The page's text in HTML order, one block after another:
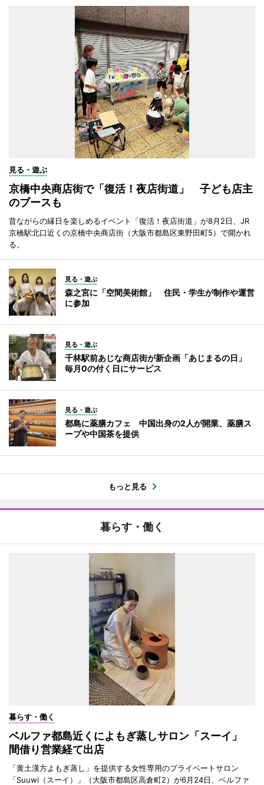
見る・遊ぶ
京橋中央商店街で「復活！夜店街道」 子ども店主
のブースも
昔ながらの縁日を楽しめるイベント「復活！夜店街道」が8月2日、JR
京橋駅北口近くの京橋中央商店街（大阪市都島区東野田町5）で開かれ
る。
見る・遊ぶ
森之宮に「空間美術館」 住民・学生が制作や運営
に参加
見る・遊ぶ
千林駅前あじな商店街が新企画「あじまるの日」
毎月0の付く日にサービス
見る・遊ぶ
都島に薬膳カフェ 中国出身の2人が開業、薬膳ス
ープや中国茶を提供
もっと見る
暮らす・働く
暮らす・働く
ベルファ都島近くによもぎ蒸しサロン「スーイ」
間借り営業経て出店
「黄土漢方よもぎ蒸し」を提供する女性専用のプライベートサロン
「Suuwi（スーイ）」（大阪市都島区高倉町2）が6月24日、ベルファ